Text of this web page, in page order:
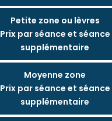
Petite zone ou lèvres
Prix par séance et séance
supplémentaire
Moyenne zone
Prix par séance et séance
supplémentaire